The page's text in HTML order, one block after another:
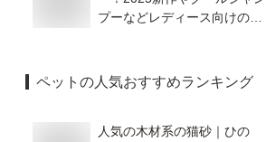
プーなどレディース向けのお
ペット の人気おすすめランキング
人気の木材系の猫砂｜ひの